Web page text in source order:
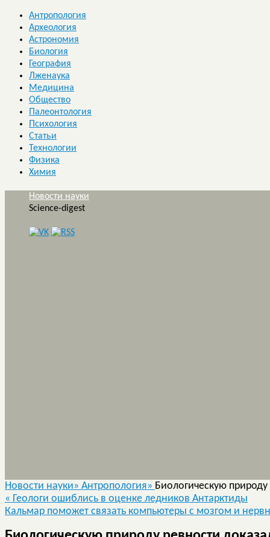
Антропология
Археология
Астрономия
Биология
География
Лженаука
Медицина
Общество
Палеонтология
Психология
Статьи
Технологии
Физика
Химия
Новости науки
Science-digest
Новости науки» Антропология» Биологическую
« Геологи ошиблись в оценке ледников Антарктиды
Кальмар поможет связать компьютеры с мозгом и